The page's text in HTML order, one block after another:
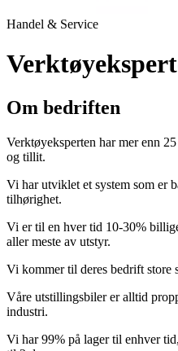
Handel & Service
Om bedriften
Verktøyeksperten har mer enn
og tillit.
Vi har utviklet et system som er
tilhørighet.
Vi er til en hver tid 10-30%
aller meste av utstyr.
Vi kommer til deres bedrift store
Våre utstillingsbiler er alltid
industri.
Vi har 99% på lager til enhver